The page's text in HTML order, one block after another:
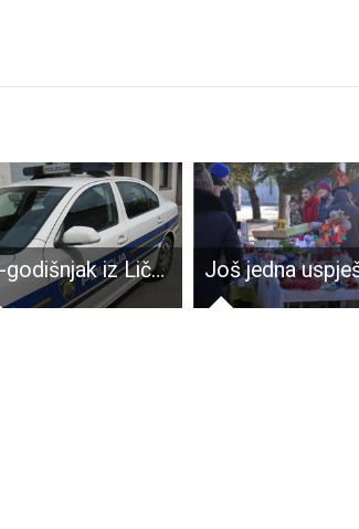
32-godišnjak iz Ličkog Osika smrtno stradao od strujnog udara unutar trafostanice